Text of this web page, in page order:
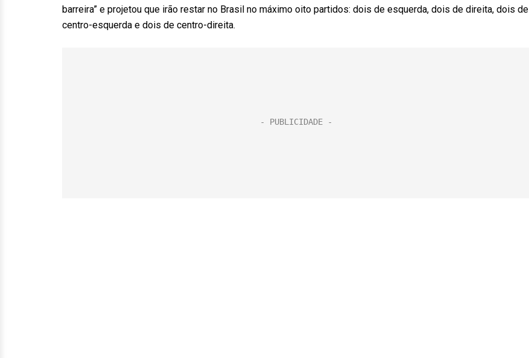
barreira” e projetou que irão restar no Brasil no máximo oito partidos: dois de esquerda, dois de direita, dois de
centro-esquerda e dois de centro-direita.